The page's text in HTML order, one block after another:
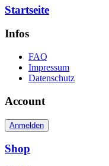
Startseite
Infos
FAQ
Impressum
Datenschutz
Account
Anmelden
Shop